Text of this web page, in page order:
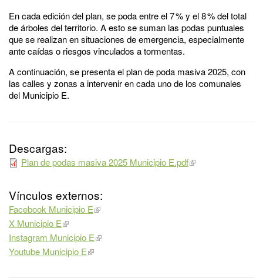
En cada edición del plan, se poda entre el 7 % y el 8 % del total
de árboles del territorio. A esto se suman las podas puntuales
que se realizan en situaciones de emergencia, especialmente
ante caídas o riesgos vinculados a tormentas.
A continuación, se presenta el plan de poda masiva 2025, con
las calles y zonas a intervenir en cada uno de los comunales
del Municipio E.
Descargas:
Plan de podas masiva 2025 Municipio E.pdf
Vínculos externos:
Facebook Municipio E
X Municipio E
Instagram Municipio E
Youtube Municipio E